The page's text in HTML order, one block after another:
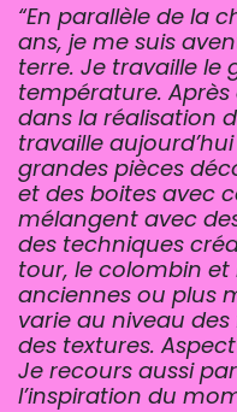
“En parallèle de la
ans, je me suis
terre. Je travaille le
température.
dans la réalisation
travaille
grandes pièces
et des boites avec
mélangent avec
des techniques
tour, le colombin et
anciennes ou plus
varie au niveau
des textures.
Je recours aussi
l’inspiration du